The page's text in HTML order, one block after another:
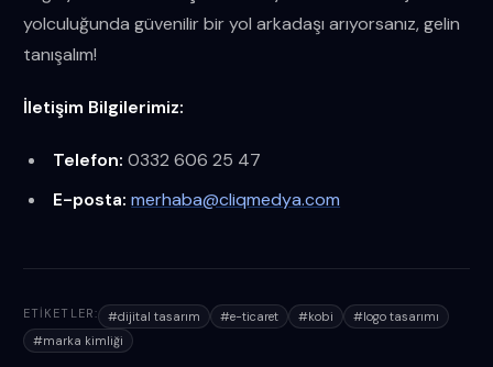
yolculuğunda güvenilir bir yol arkadaşı arıyorsanız, gelin
tanışalım!
İletişim Bilgilerimiz:
Telefon: 0332 606 25 47
E-posta: merhaba@cliqmedya.com
ETIKETLER: #dijital tasarım #e-ticaret #kobi #logo tasarımı
#marka kimliği